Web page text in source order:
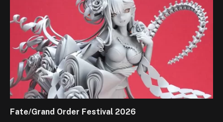
Fate/Grand Order Festival 2026